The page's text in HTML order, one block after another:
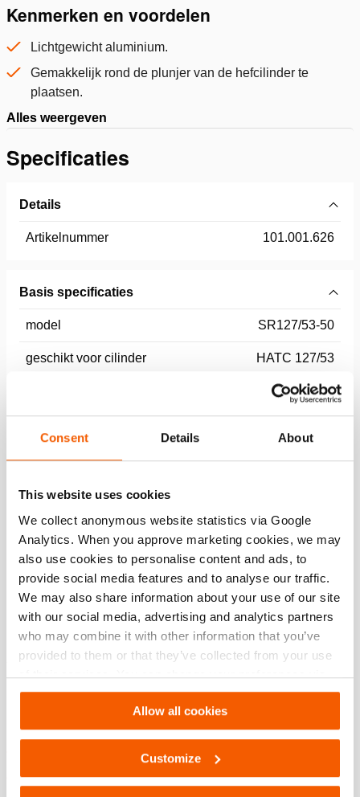
Consent Details About
This website uses cookies
We collect anonymous website statistics via Google
Analytics. When you approve marketing cookies, we may
also use cookies to personalise content and ads, to
provide social media features and to analyse our traffic.
We may also share information about your use of our site
with our social media, advertising and analytics partners
who may combine it with other information that you’ve
provided to them or that they’ve collected from your use
of their services. You can change your preferences via
Settings. See ourcookiestatement.
Allow all cookies
Customize
Kenmerken en voordelen
Lichtgewicht aluminium.
Gemakkelijk rond de plunjer van de hefcilinder te
plaatsen.
Alles weergeven
Specificaties
Details
Artikelnummer 101.001.626
Basis specificaties
model SR127/53-50
geschikt voor cilinder HATC 127/53
Afmetingen, gewicht en temperatuur
Technische tekening afmetingen
Technical Drawing
Stacking Ring, Technical Drawing
JPG288.6 KB
Download
Functies
Kenmerken en voordelen
Lichtgewicht aluminium.
Gemakkelijk rond de plunjer van de hefcilinder te